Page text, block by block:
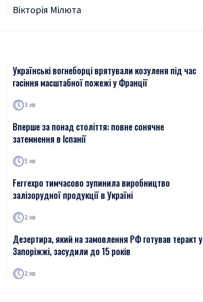
Вікторія Мілюта
Українські вогнеборці врятували козуленя під час
гасіння масштабної пожежі у Франції
3 хв
Вперше за понад століття: повне сонячне
затемнення в Іспанії
5 хв
Ferrexpo тимчасово зупинила виробництво
залізорудної продукції в Україні
2 хв
Дезертира, який на замовлення РФ готував теракт у
Запоріжжі, засудили до 15 років
2 хв